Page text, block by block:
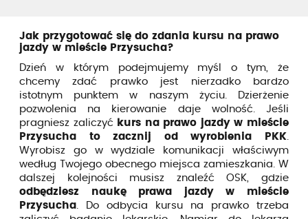
Jak przygotować się do zdania kursu na prawo
jazdy w mieście Przysucha?
Dzień w którym podejmujemy myśl o tym, że
chcemy zdać prawko jest nierzadko bardzo
istotnym punktem w naszym życiu. Dzierżenie
pozwolenia na kierowanie daje wolność. Jeśli
pragniesz zaliczyć kurs na prawo jazdy w mieście
Przysucha to zacznij od wyrobienia PKK
Wyrobisz go w wydziale komunikacji właściwym
według Twojego obecnego miejsca zamieszkania. W
dalszej kolejności musisz znaleźć OSK, gdzie
odbędziesz naukę prawa jazdy w mieście
Przysucha . Do odbycia kursu na prawko trzeba